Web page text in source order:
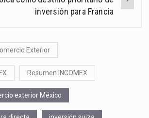
inversión para Francia
Exterior
Resumen INCOMEX
exterior México